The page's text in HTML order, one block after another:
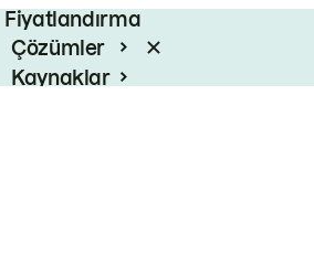
Fiyatlandırma
Çözümler
Kaynaklar